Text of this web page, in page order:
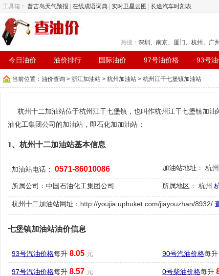
热搜： 深圳 、 南京、 厦门、 杭州 、 广
今日油价 油价排行 国际油价 97号油价格 93号
工具箱： 普吉岛天气预报 在线成语词典 实时卫星云图 长途汽车时刻表
当前位置： 油价查询 > 浙江加油站 > 杭州加油站 > 杭州江干七堡镇加油站
杭州十二加油站位于杭州江干七堡镇，也叫作杭州江干七堡镇加
油化工集团公司的加油站，即石化加加油站；
1、杭州十二加油站基本信息
加油站电话： 0571-86010086 加油站地址： 杭
所属公司：中国石油化工集团公司 所属地区： 杭州
杭州十二加油站网址：http://youjia.uphuket.com/jiayouzhan/8932/
七堡镇加油站油价信息
93号汽油价格每升 8.05 元 90号汽油价格每
97号汽油价格每升 8.57 元 0号柴油价格每升